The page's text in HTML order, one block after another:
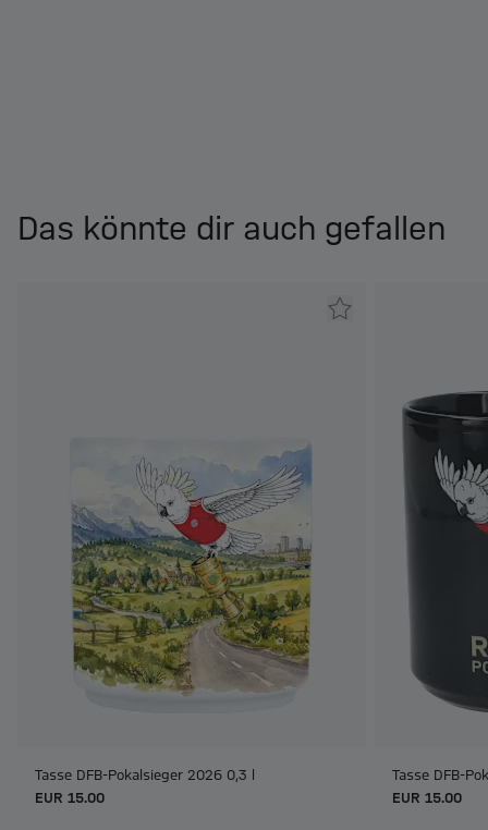
Das könnte dir auch gefallen
Tasse DFB-Pokalsieger 2026 0,3 l
EUR 15.00
Tasse DFB-
EUR 15.00